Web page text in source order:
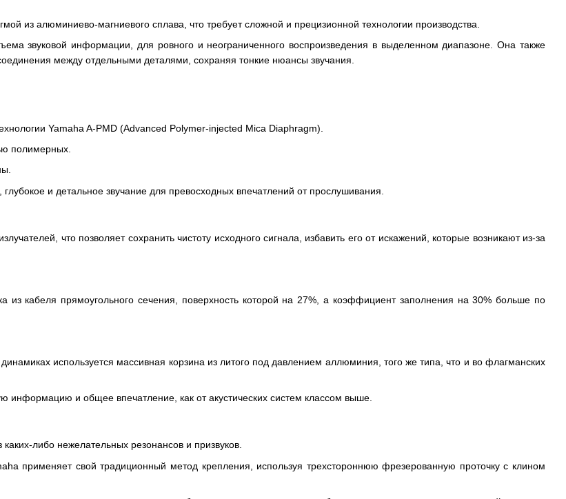
из алюминиево-магниевого сплава, что требует сложной и прецизионной технологии производства.
звуковой информации, для ровного и неограниченного воспроизведения в выделенном диапазоне. Она также
между отдельными деталями, сохраняя тонкие нюансы звучания.
Yamaha A-PMD (Advanced Polymer-injected Mica Diaphragm).
полимерных.
и детальное звучание для превосходных впечатлений от прослушивания.
что позволяет сохранить чистоту исходного сигнала, избавить его от искажений, которые возникают из-за
кабеля прямоугольного сечения, поверхность которой на 27%, а коэффициент заполнения на 30% больше по
используется массивная корзина из литого под давлением аллюминия, того же типа, что и во флагманских
информацию и общее впечатление, как от акустических систем классом выше.
либо нежелательных резонансов и призвуков.
применяет свой традиционный метод крепления, используя трехстороннюю фрезерованную проточку с клином